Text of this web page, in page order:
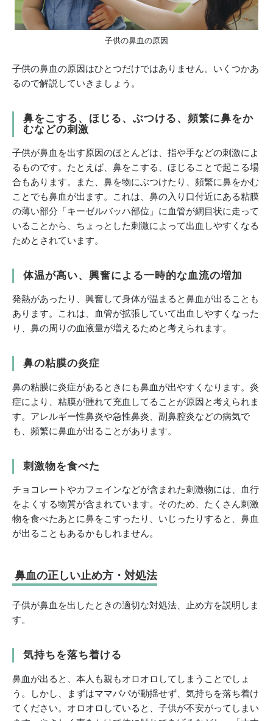
子供の鼻血の原因
子供の鼻血の原因はひとつだけではありません。いくつかあ
るので解説していきましょう。
鼻をこする、ほじる、ぶつける、頻繁に鼻をか
むなどの刺激
子供が鼻血を出す原因のほとんどは、指や手などの刺激によ
るものです。たとえば、鼻をこする、ほじることで起こる場
合もあります。また、鼻を物にぶつけたり、頻繁に鼻をかむ
ことでも鼻血が出ます。これは、鼻の入り口付近にある粘膜
の薄い部分「キーゼルバッハ部位」に血管が網目状に走って
いることから、ちょっとした刺激によって出血しやすくなる
ためとされています。
体温が高い、興奮による一時的な血流の増加
発熱があったり、興奮して身体が温まると鼻血が出ることも
あります。これは、血管が拡張していて出血しやすくなった
り、鼻の周りの血液量が増えるためと考えられます。
鼻の粘膜の炎症
鼻の粘膜に炎症があるときにも鼻血が出やすくなります。炎
症により、粘膜が腫れて充血してることが原因と考えられま
す。アレルギー性鼻炎や急性鼻炎、副鼻腔炎などの病気で
も、頻繁に鼻血が出ることがあります。
刺激物を食べた
チョコレートやカフェインなどが含まれた刺激物には、血行
をよくする物質が含まれています。そのため、たくさん刺激
物を食べたあとに鼻をこすったり、いじったりすると、鼻血
が出ることもあるかもしれません。
鼻血の正しい止め方・対処法
子供が鼻血を出したときの適切な対処法、止め方を説明しま
す。
気持ちを落ち着ける
鼻血が出ると、本人も親もオロオロしてしまうことでしょ
う。しかし、まずはママパパが動揺せず、気持ちを落ち着け
てください。オロオロしていると、子供が不安がってしまい